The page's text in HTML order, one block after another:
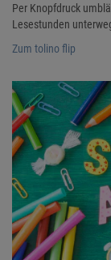
Per Knopfdruck
Lesestunden
Zum tolino flip